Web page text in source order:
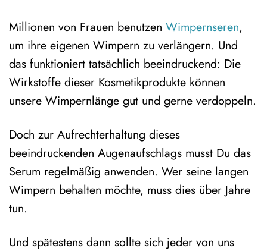
Millionen von Frauen benutzen Wimpernseren,
um ihre eigenen Wimpern zu verlängern. Und
das funktioniert tatsächlich beeindruckend: Die
Wirkstoffe dieser Kosmetikprodukte können
unsere Wimpernlänge gut und gerne verdoppeln.
Doch zur Aufrechterhaltung dieses
beeindruckenden Augenaufschlags musst Du das
Serum regelmäßig anwenden. Wer seine langen
Wimpern behalten möchte, muss dies über Jahre
tun.
Und spätestens dann sollte sich jeder von uns